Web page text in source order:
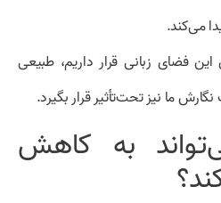
می‌کند.
فضای زبانی قرار داریم، طبیعی
ما نیز تحت‌تأثیر قرار بگیرد.
به کاهش